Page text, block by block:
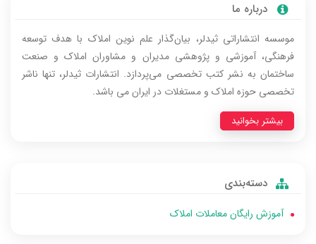
درباره‌ ما
موسسه انتشاراتی ثیدلر، بیان‌گذار علم نوین املاک با هدف توسعه
فرهنگی، آموزشی و پژوهشی مدیران و مشاوران املاک و صنعت
ساختمان به نشر کتب تخصصی می‌پردازد. انتشارات ثیدلر، تنها ناشر
تخصصی حوزه املاک و مستغلات در ایران می باشد.
بیشتر بخوانید
دسته‌بندی
آموزش رایگان معاملات املاک